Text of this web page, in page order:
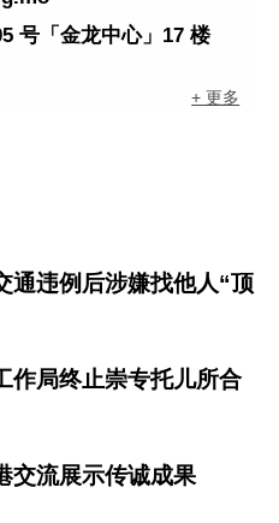
号「金龙中心」17 楼
+ 更多
通违例后涉嫌找他人“顶
作局终止崇专托儿所合
交流展示传诚成果